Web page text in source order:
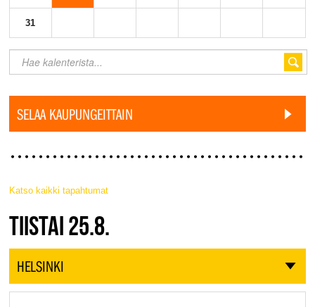
31
SELAA KAUPUNGEITTAIN
Katso kaikki tapahtumat
JAZZ FINLAND LIVE
TIISTAI 25.8.
HELSINKI